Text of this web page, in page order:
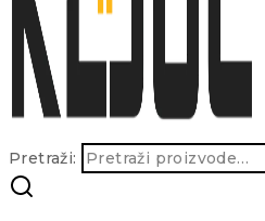
Pretraži: